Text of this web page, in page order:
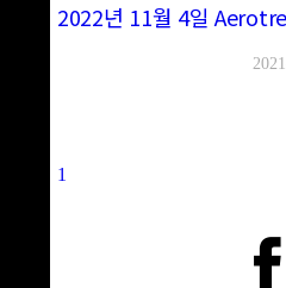
2022년 11월 4일
1